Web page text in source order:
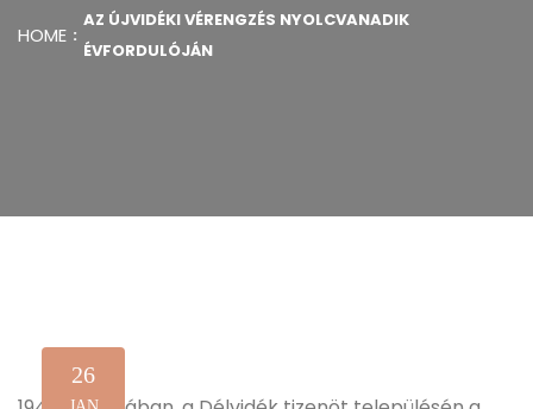
HOME
AZ ÚJVIDÉKI VÉRENGZÉS NYOLCVANADIK
ÉVFORDULÓJÁN
26